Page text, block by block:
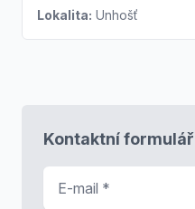
Lokalita: Unhošť
Kontaktní formulář